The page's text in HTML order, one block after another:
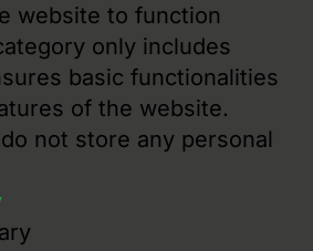
website to function
only includes
basic functionalities
of the website.
not store any personal